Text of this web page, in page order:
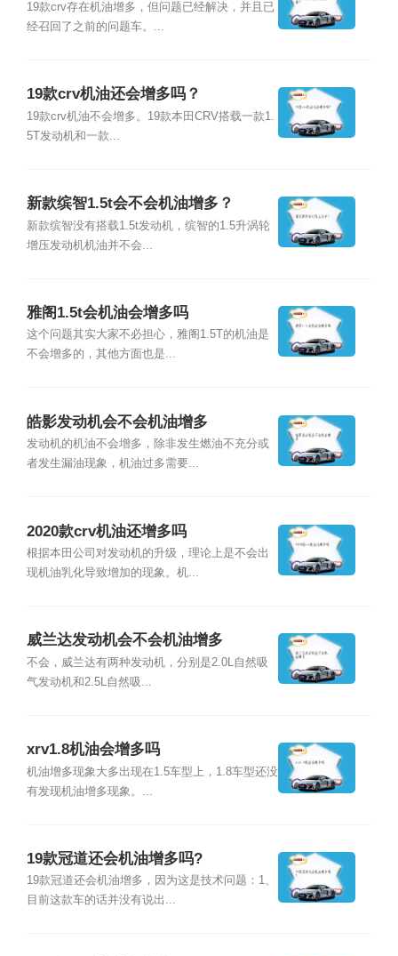
19款crv存在机油增多，但问题已经解决，并且已
经召回了之前的问题车。...
19款crv机油还会增多吗？
19款crv机油不会增多。19款本田CRV搭载一款1.
5T发动机和一款...
新款缤智1.5t会不会机油增多？
新款缤智没有搭载1.5t发动机，缤智的1.5升涡轮
增压发动机机油并不会...
雅阁1.5t会机油会增多吗
这个问题其实大家不必担心，雅阁1.5T的机油是
不会增多的，其他方面也是...
皓影发动机会不会机油增多
发动机的机油不会增多，除非发生燃油不充分或
者发生漏油现象，机油过多需要...
2020款crv机油还增多吗
根据本田公司对发动机的升级，理论上是不会出
现机油乳化导致增加的现象。机...
威兰达发动机会不会机油增多
不会，威兰达有两种发动机，分别是2.0L自然吸
气发动机和2.5L自然吸...
xrv1.8机油会增多吗
机油增多现象大多出现在1.5车型上，1.8车型还没
有发现机油增多现象。...
19款冠道还会机油增多吗?
19款冠道还会机油增多，因为这是技术问题：1、
目前这款车的话并没有说出...